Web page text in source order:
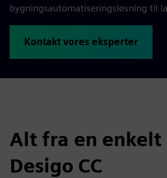
bygningsautomatiseringsløsning til
Kontakt vores eksperter
Alt fra en
Desigo CC